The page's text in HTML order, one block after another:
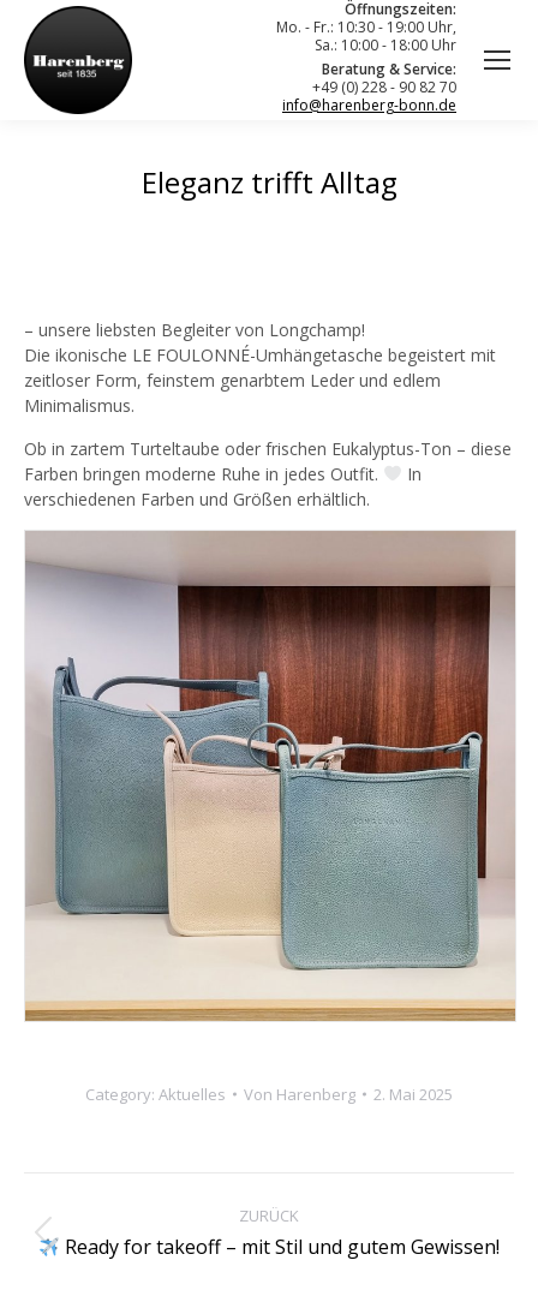
Öffnungszeiten:
Mo. - Fr.: 10:30 - 19:00 Uhr,
Sa.: 10:00 - 18:00 Uhr
Beratung & Service:
+49 (0) 228 - 90 82 70
info@harenberg-bonn.de
Eleganz trifft Alltag
– unsere liebsten Begleiter von Longchamp!
Die ikonische LE FOULONNÉ-Umhängetasche begeistert mit
zeitloser Form, feinstem genarbtem Leder und edlem
Minimalismus.
Ob in zartem Turteltaube oder frischen Eukalyptus-Ton – diese
Farben bringen moderne Ruhe in jedes Outfit.
In
verschiedenen Farben und Größen erhältlich.
Category: Aktuelles Von Harenberg 2. Mai 2025
ZURÜCK
Vorheriger
Ready for takeoff – mit Stil und gutem Gewissen!